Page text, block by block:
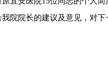
院院长的建议及意见，对